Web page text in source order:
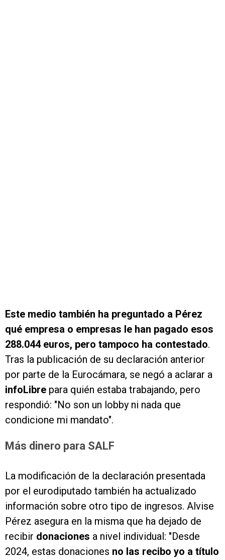
Este medio también ha preguntado a Pérez
qué empresa o empresas le han pagado esos
288.044 euros, pero tampoco ha contestado.
Tras la publicación de su declaración anterior
por parte de la Eurocámara, se negó a aclarar a
infoLibre para quién estaba trabajando, pero
respondió: "No son un lobby ni nada que
condicione mi mandato".
Más dinero para SALF
La modificación de la declaración presentada
por el eurodiputado también ha actualizado
información sobre otro tipo de ingresos. Alvise
Pérez asegura en la misma que ha dejado de
recibir donaciones a nivel individual: "Desde
2024, estas donaciones no las recibo yo a título